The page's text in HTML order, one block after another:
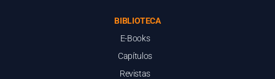
BIBLIOTECA
E-Books
Capítulos
Revistas